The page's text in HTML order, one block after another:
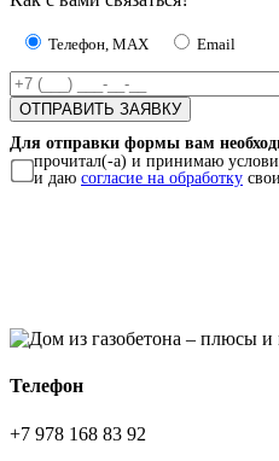
Телефон, MAX Email
Для отправки формы вам
прочитал(-а) и принимаю
и даю согласие на обработку
Телефон
+7 978 168 83 92